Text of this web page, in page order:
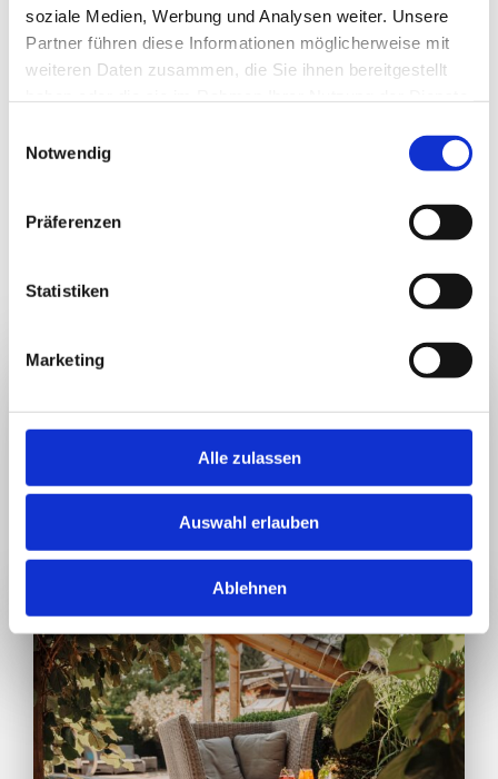
soziale Medien, Werbung und Analysen weiter. Unsere
Partner führen diese Informationen möglicherweise mit
weiteren Daten zusammen, die Sie ihnen bereitgestellt
Notwendig
Präferenzen
Statistiken
Marketing
Alle zulassen
Auswahl erlauben
Ablehnen